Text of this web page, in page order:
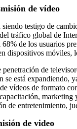
de vídeo
testigo de
tráfico global de
de los usuarios
dispositivos
de
se está
vídeos de formato
de entretenimiento,
de video